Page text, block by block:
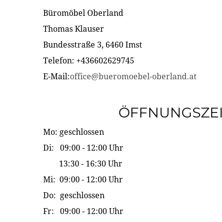
Büromöbel Oberland
Thomas Klauser
Bundesstraße 3, 6460 Imst
Telefon: +436602629745
E-Mail:office@bueromoebel-oberland.at
Mo: geschlossen
Di: 09:00 - 12:00 Uhr
13:30 - 16:30 Uhr
Mi: 09:00 - 12:00 Uhr
Do: geschlossen
Fr: 09:00 - 12:00 Uhr